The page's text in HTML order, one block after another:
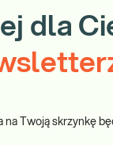
dla
na Twoją skrzynkę